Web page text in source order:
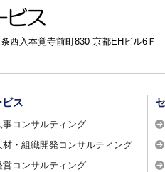
西入本覚寺前町830 京都EHビル6Ｆ
ス
事コンサルティング
材・組織開発コンサルティング
営コンサルティング